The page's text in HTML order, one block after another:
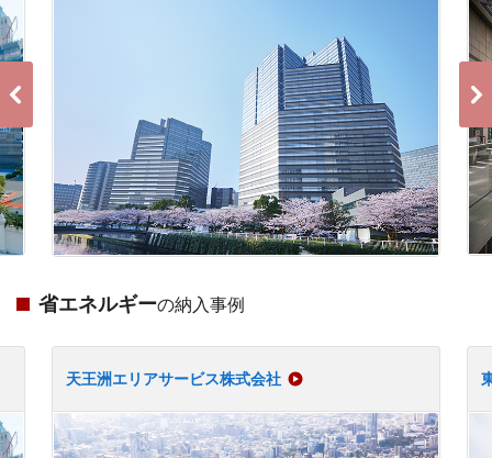
省エネルギーの納入事例
天王洲エリアサービス株式会社